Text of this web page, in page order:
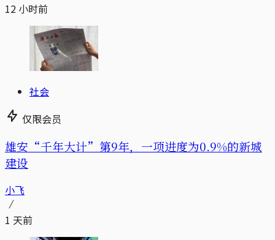
12 小时前
社会
仅限会员
雄安“千年大计”第9年，一项进度为0.9%的新城
建设
小飞
1 天前